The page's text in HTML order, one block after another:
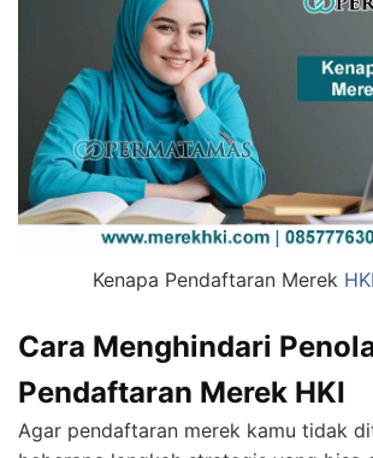
Kenapa Pendaftaran Merek HKI
Cara Menghindari
Pendaftaran Merek HKI
Agar pendaftaran merek kamu tidak